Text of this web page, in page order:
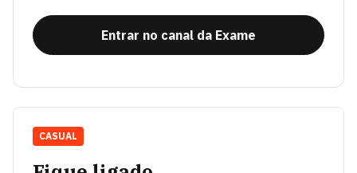
Entrar no canal da Exame
CASUAL